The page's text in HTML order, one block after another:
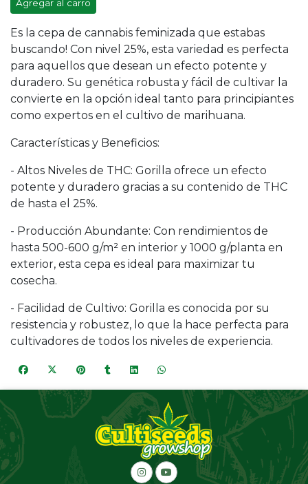
Agregar al carro
Es la cepa de cannabis feminizada que estabas
buscando! Con nivel 25%, esta variedad es perfecta
para aquellos que desean un efecto potente y
duradero. Su genética robusta y fácil de cultivar la
convierte en la opción ideal tanto para principiantes
como expertos en el cultivo de marihuana.
Características y Beneficios:
- Altos Niveles de THC: Gorilla ofrece un efecto
potente y duradero gracias a su contenido de THC
de hasta el 25%.
- Producción Abundante: Con rendimientos de
hasta 500-600 g/m² en interior y 1000 g/planta en
exterior, esta cepa es ideal para maximizar tu
cosecha.
- Facilidad de Cultivo: Gorilla es conocida por su
resistencia y robustez, lo que la hace perfecta para
cultivadores de todos los niveles de experiencia.